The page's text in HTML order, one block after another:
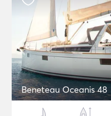
Beneteau Oceanis 48